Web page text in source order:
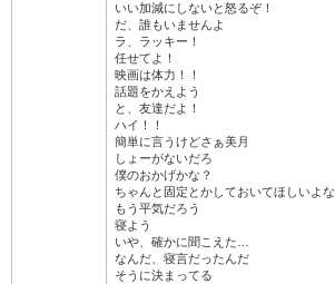
いい加減にしないと怒るぞ！
だ、誰もいませんよ
ラ、ラッキー！
任せてよ！
映画は体力！！
話題をかえよう
と、友達だよ！
ハイ！！
簡単に言うけどさぁ美月
しょーがないだろ
僕のおかげかな？
ちゃんと固定とかしておいてほしいよな
もう平気だろう
寝よう
いや、確かに聞こえた…
なんだ、寝言だったんだ
そうに決まってる